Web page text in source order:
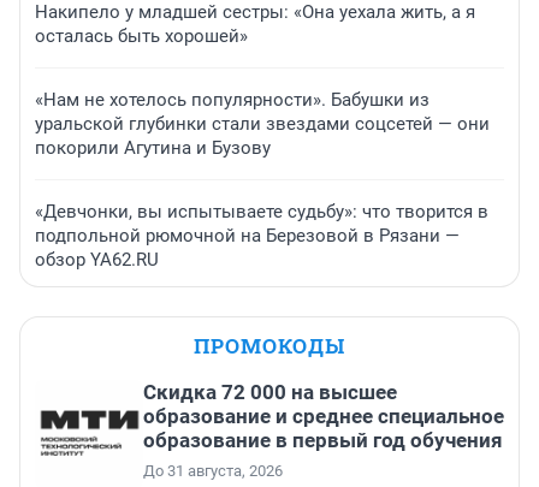
Накипело у младшей сестры: «Она уехала жить, а я
осталась быть хорошей»
«Нам не хотелось популярности». Бабушки из
уральской глубинки стали звездами соцсетей — они
покорили Агутина и Бузову
«Девчонки, вы испытываете судьбу»: что творится в
подпольной рюмочной на Березовой в Рязани —
обзор YA62.RU
ПРОМОКОДЫ
Скидка 72 000 на высшее
образование и среднее специальное
образование в первый год обучения
До 31 августа, 2026